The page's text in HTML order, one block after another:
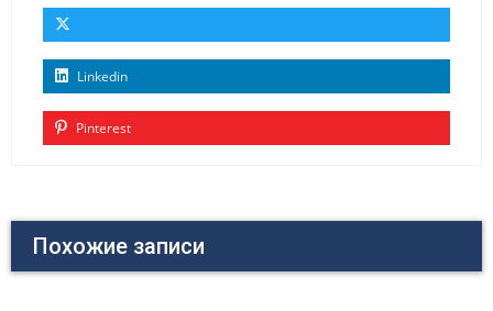
Linkedin
Pinterest
Похожие записи